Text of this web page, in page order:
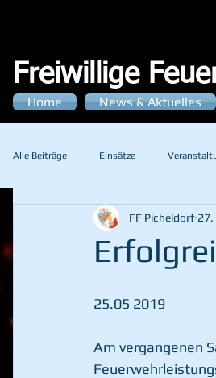
Freiwillige
Home News & Aktuelles
Alle Beiträge Einsätze
FF Picheldorf 27.
25.05 2019
Am vergangenen